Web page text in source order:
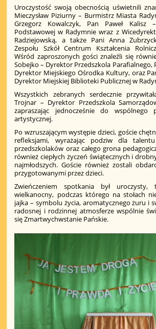
Uroczystość swoją obecnością uświetnili
Mieczysław Piziurny – Burmistrz Miasta
Grzegorz Kowalczyk, Pan Paweł Kalisz
Podstawowej w Radymnie wraz z
Radziejowską, a także Pani Anna
Zespołu Szkół Centrum Kształcenia
Wśród zaproszonych gości znaleźli się
Sobejko – Dyrektor Przedszkola Parafialnego,
Dyrektor Miejskiego Ośrodka Kultury, oraz
Dyrektor Miejskiej Biblioteki Publicznej w
Wszystkich zebranych serdecznie
Trojnar – Dyrektor Przedszkola
zapraszając jednocześnie do wspólnego
artystycznej.
Po wzruszającym występie dzieci, goście
refleksjami, wyrażając podziw dla
przedszkolaków oraz całego grona
również ciepłych życzeń świątecznych i
najmłodszych. Goście również zostali
przygotowanymi przez dzieci.
Zwieńczeniem spotkania był uroczysty,
wielkanocny, podczas którego na stołach
jajka – symbolu życia, aromatycznego żuru i
radosnej i rodzinnej atmosferze wspólnie
się Zmartwychwstanie Pańskie.